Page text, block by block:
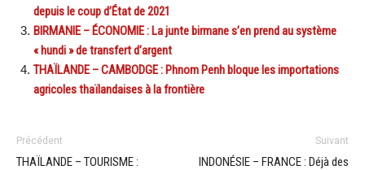
depuis le coup d’État de 2021
BIRMANIE – ÉCONOMIE : La junte birmane s’en prend au système
« hundi » de transfert d’argent
THAÏLANDE – CAMBODGE : Phnom Penh bloque les importations
agricoles thaïlandaises à la frontière
Précédent
THAÏLANDE – TOURISME :
Suivant
INDONÉSIE – FRANCE : Déjà des